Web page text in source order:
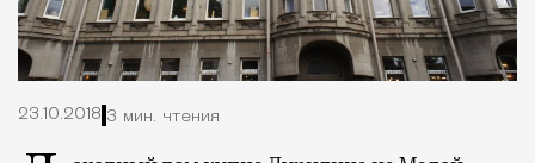
23.10.2018 3 мин. чтения